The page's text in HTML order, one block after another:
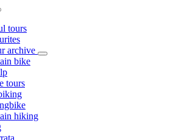
tours
archive
bike
tours
hiking